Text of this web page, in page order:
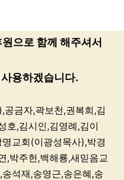
으로 함께 해주셔서
용하겠습니다.
금자,곽보천,권복희,김
호,김시인,김영례,김이
교회(이광성목사),박경
,박주헌,백해룡,새믿음교
석재,송영근,송은혜,송